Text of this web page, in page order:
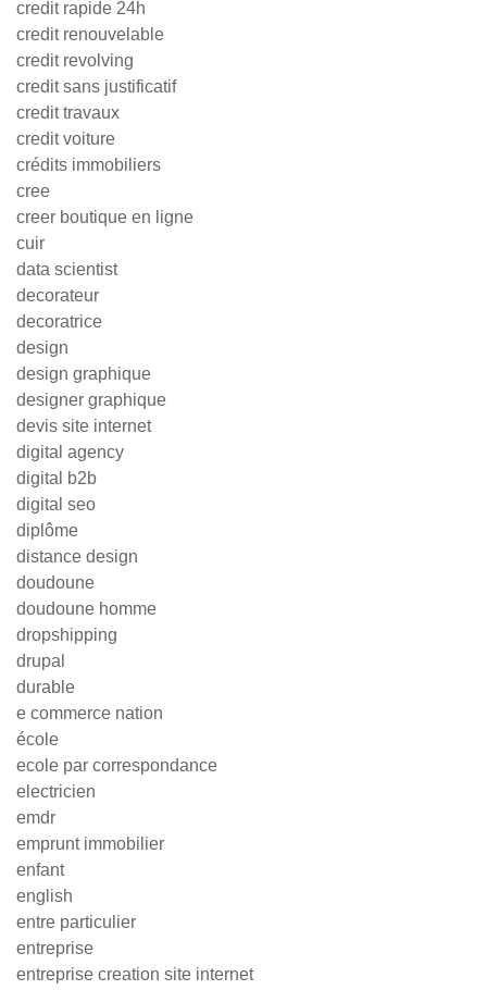
credit rapide 24h
credit renouvelable
credit revolving
credit sans justificatif
credit travaux
credit voiture
crédits immobiliers
cree
creer boutique en ligne
cuir
data scientist
decorateur
decoratrice
design
design graphique
designer graphique
devis site internet
digital agency
digital b2b
digital seo
diplôme
distance design
doudoune
doudoune homme
dropshipping
drupal
durable
e commerce nation
école
ecole par correspondance
electricien
emdr
emprunt immobilier
enfant
english
entre particulier
entreprise
entreprise creation site internet